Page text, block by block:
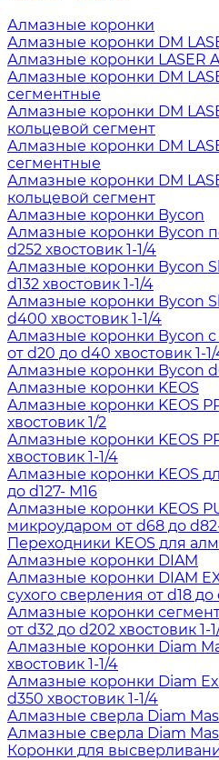
Алмазные коронки
Алмазные коронки DM
Алмазные коронки LASER
Алмазные коронки DM
сегментные
Алмазные коронки DM
кольцевой сегмент
Алмазные коронки DM
сегментные
Алмазные коронки DM
кольцевой сегмент
Алмазные коронки Bycon
Алмазные коронки Bycon
d252 хвостовик 1-1/4
Алмазные коронки Bycon
d132 хвостовик 1-1/4
Алмазные коронки Bycon
d400 хвостовик 1-1/4
Алмазные коронки Bycon
от d20 до d40 хвостовик 1-
Алмазные коронки Bycon
Алмазные коронки KEOS
Алмазные коронки KEOS
хвостовик 1/2
Алмазные коронки KEOS
хвостовик 1-1/4
Алмазные коронки KEOS
до d127- М16
Алмазные коронки KEOS
микроударом от d68 до
Переходники KEOS для
Алмазные коронки DIAM
Алмазные коронки DIAM
сухого сверления от d18 до
Алмазные коронки
от d32 до d202 хвостовик 1-
Алмазные коронки Diam
хвостовик 1-1/4
Алмазные коронки Diam
d350 хвостовик 1-1/4
Алмазные сверла Diam
Алмазные сверла Diam
Коронки для